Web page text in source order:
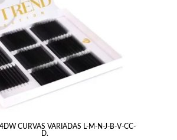
CURVAS VARIADAS L-M-N-J-B-V-CC-
D.